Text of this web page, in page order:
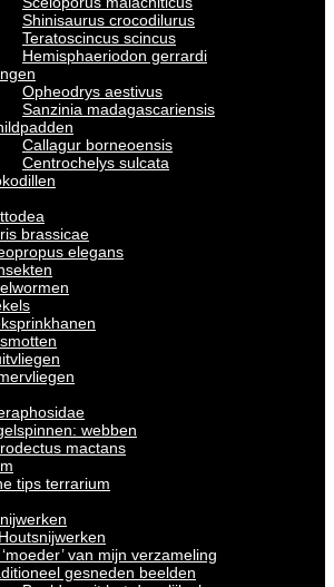
Shinisaurus crocodilurus
Teratoscincus scincus
Hemisphaeriodon gerrardi
Opheodrys aestivus
Sanzinia madagascariensis
Callagur borneoensis
Centrochelys sulcata
brassicae
elegans
webben
mactans
tips terrarium
van mijn verzameling
gesneden beelden